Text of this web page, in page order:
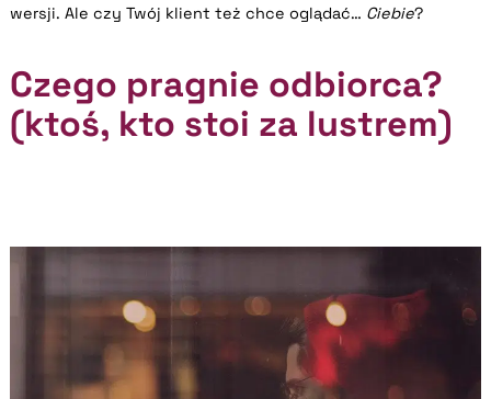
wersji. Ale czy Twój klient też chce oglądać… Ciebie?
Czego pragnie odbiorca?
(ktoś, kto stoi za lustrem)